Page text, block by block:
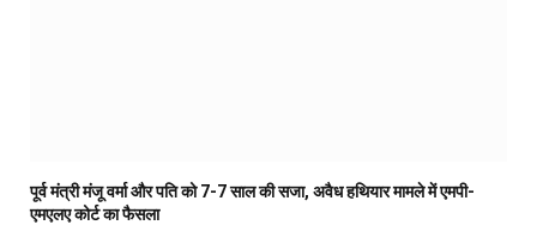
पूर्व मंत्री मंजू वर्मा और पति को 7-7 साल की सजा, अवैध हथियार मामले में एमपी-
एमएलए कोर्ट का फैसला